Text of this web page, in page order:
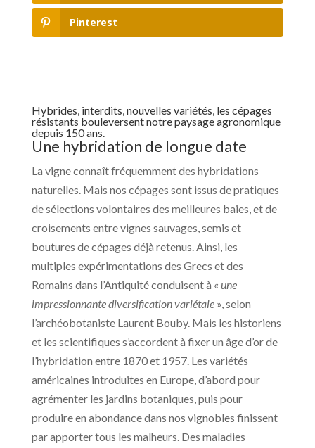
Pinterest
Hybrides, interdits, nouvelles variétés, les cépages
résistants bouleversent notre paysage agronomique
depuis 150 ans.
Une hybridation de longue date
La vigne connaît fréquemment des hybridations
naturelles. Mais nos cépages sont issus de pratiques
de sélections volontaires des meilleures baies, et de
croisements entre vignes sauvages, semis et
boutures de cépages déjà retenus. Ainsi, les
multiples expérimentations des Grecs et des
Romains dans l’Antiquité conduisent à « une
impressionnante diversification variétale », selon
l’archéobotaniste Laurent Bouby. Mais les historiens
et les scientifiques s’accordent à fixer un âge d’or de
l’hybridation entre 1870 et 1957. Les variétés
américaines introduites en Europe, d’abord pour
agrémenter les jardins botaniques, puis pour
produire en abondance dans nos vignobles finissent
par apporter tous les malheurs. Des maladies